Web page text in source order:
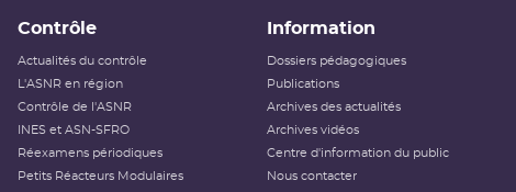
Contrôle
Actualités du contrôle
L'ASNR en région
Contrôle de l'ASNR
INES et ASN-SFRO
Réexamens périodiques
Petits Réacteurs Modulaires
Information
Dossiers pédagogiques
Publications
Archives des actualités
Archives vidéos
Centre d'information du public
Nous contacter